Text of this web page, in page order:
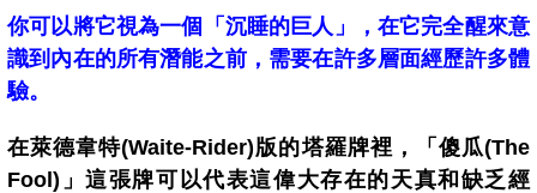
你可以將它視為一個「沉睡的巨人」， 在它完全醒來意
識到內在的所有潛能之前，需要在許多層面經歷許多體
驗。
在萊德韋特(Waite-Rider)版的塔羅牌裡，
「傻瓜(The
Fool)」這張牌可以代表這偉大存在的天真和缺乏經